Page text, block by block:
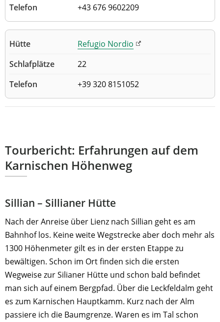
+43 676 9602209
Refugio Nordio
22
+39 320 8151052
Tourbericht: Erfahrungen auf dem
Karnischen Höhenweg
Sillian – Sillianer Hütte
Nach der Anreise über Lienz nach Sillian geht es am
Bahnhof los. Keine weite Wegstrecke aber doch mehr als
1300 Höhenmeter gilt es in der ersten Etappe zu
bewältigen. Schon im Ort finden sich die ersten
Wegweise zur Silianer Hütte und schon bald befindet
man sich auf einem Bergpfad. Über die Leckfeldalm geht
es zum Karnischen Hauptkamm. Kurz nach der Alm
passiere ich die Baumgrenze. Waren es im Tal schon